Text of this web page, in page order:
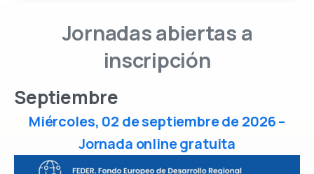
Jornadasabiertas a
inscripción
Septiembre
Miércoles, 02 de septiembre de 2026 –
Jornada online gratuita